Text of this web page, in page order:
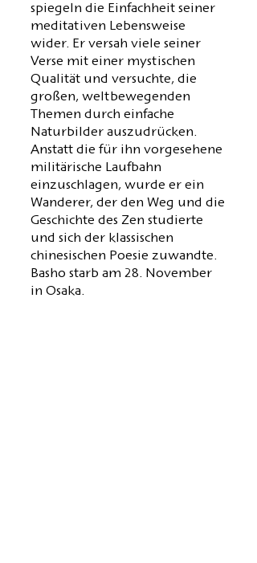
spiegeln die Einfachheit seiner
meditativen Lebensweise
wider. Er versah viele seiner
Verse mit einer mystischen
Qualität und versuchte, die
großen, weltbewegenden
Themen durch einfache
Naturbilder auszudrücken.
Anstatt die für ihn vorgesehene
militärische Laufbahn
einzuschlagen, wurde er ein
Wanderer, der den Weg und die
Geschichte des Zen studierte
und sich der klassischen
chinesischen Poesie zuwandte.
Basho starb am 28. November
in Osaka.